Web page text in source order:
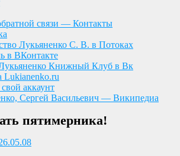
связи — Контакты
Лукьяненко С. В. в Потоках
в ВКонтакте
Книжный Клуб в Вк
Lukianenko.ru
аккаунт
Сергей Васильевич — Википедиа
пятимерника!